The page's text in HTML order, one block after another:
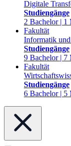
Digitale
Studiengänge
2 Bachelor | 1
Fakultät
Informatik
Studiengänge
9 Bachelor | 7
Fakultät
Studiengänge
6 Bachelor | 5